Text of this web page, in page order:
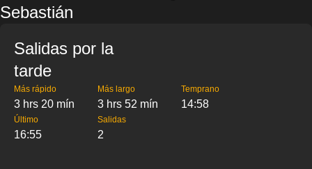
Sebastián
Salidas por la
tarde
Más rápido
3 hrs 20 mín
Más largo
3 hrs 52 mín
Temprano
14:58
Último
16:55
Salidas
2